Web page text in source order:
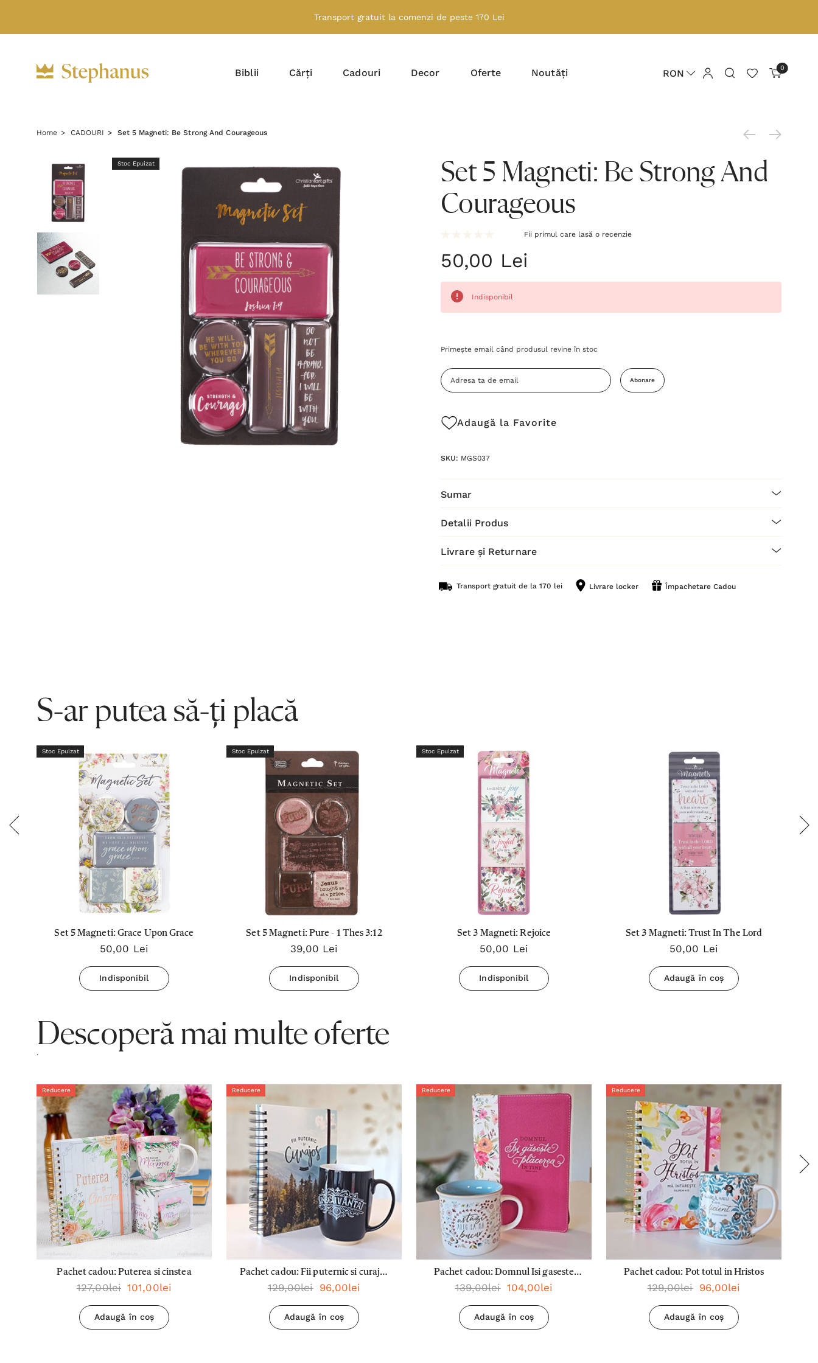
Transport gratuit la comenzi de peste 170 Lei
Biblii Cărți Cadouri Decor Oferte Noutăți RON 0
Home CADOURI Set 5 Magneti: Be Strong And Courageous
Stoc Epuizat
Set 5 Magneti: Be Strong And
Courageous
Fii primul care lasă o recenzie
50,00 Lei
Indisponibil
Grăbește-
Stocul
curent
Primește email când produsul revine în stoc
Abonare
Adaugă la Favorite
SKU: MGS037
Sumar
Detalii Produs
Livrare și Returnare
Transport gratuit de la 170 lei Livrare locker Împachetare Cadou
S-ar putea să-ți placă
Stoc Epuizat
Set 5 Magneti: Grace Upon Grace
50,00 Lei
Indisponibil
Stoc Epuizat
Set 5 Magneti: Pure - 1 Thes 3:12
39,00 Lei
Indisponibil
Stoc Epuizat
Set 3 Magneti: Rejoice
50,00 Lei
Indisponibil
Set 3 Magneti: Trust In The Lord
50,00 Lei
Adaugă în coș
Descoperă mai multe oferte
.
Reducere
Pachet cadou: Puterea si cinstea
127,00lei 101,00lei
Adaugă în coș
Reducere
Pachet cadou: Fii puternic si curajos
(jurnal spirala)
129,00lei 96,00lei
Adaugă în coș
Reducere
Pachet cadou: Domnul Isi gaseste
placerea
139,00lei 104,00lei
Adaugă în coș
Reducere
Pachet cadou: Pot totul in Hristos
129,00lei 96,00lei
Adaugă în coș